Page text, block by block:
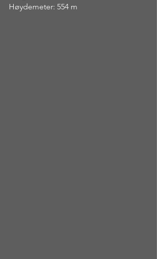
Høydemeter: 554 m